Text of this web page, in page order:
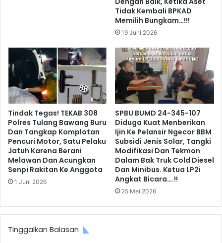
Tidak Kembali BPKAD
Memilih Bungkam…!!!
19 Juni 2026
Tindak Tegas! TEKAB 308
Polres Tulang Bawang Buru
Dan Tangkap Komplotan
Pencuri Motor, Satu Pelaku
Jatuh Karena Berani
Melawan Dan Acungkan
Senpi Rakitan Ke Anggota
1 Juni 2026
SPBU BUMD 24-345-107
Diduga Kuat Menberikan
Ijin Ke Pelansir Ngecor BBM
Subsidi Jenis Solar, Tangki
Modifikasi Dan Tekmon
Dalam Bak Truk Cold Diesel
Dan Minibus. Ketua LP2i
Angkat Bicara….!!
25 Mei 2026
Tinggalkan Balasan